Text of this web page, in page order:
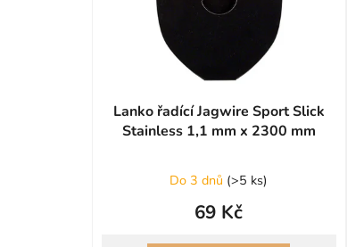
Lanko řadící Jagwire Sport Slick
Stainless 1,1 mm x 2300 mm
Do 3 dnů (>5 ks)
69 Kč